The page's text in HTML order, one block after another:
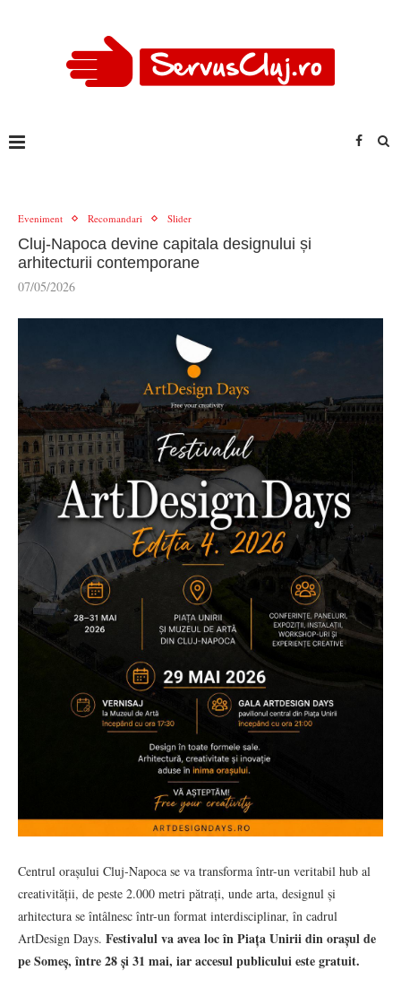
Eveniment Recomandari Slider
Cluj-Napoca devine capitala designului și
arhitecturii contemporane
07/05/2026
Centrul orașului Cluj-Napoca se va transforma într-un veritabil hub al
creativității, de peste 2.000 metri pătrați, unde arta, designul și
arhitectura se întâlnesc într-un format interdisciplinar, în cadrul
ArtDesign Days. Festivalul va avea loc în Piața Unirii din orașul de
pe Someș, între 28 și 31 mai, iar accesul publicului este gratuit.